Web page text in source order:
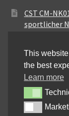
CST CM-
sportlicher
Maxxis
für
Pirelli City
Alltag
Metzeler
This
the best
Learn more
Technical
Marketing